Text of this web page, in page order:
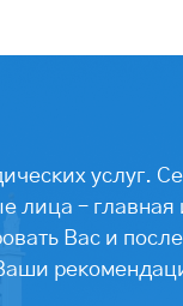
услуг.
лица – главная
Вас и